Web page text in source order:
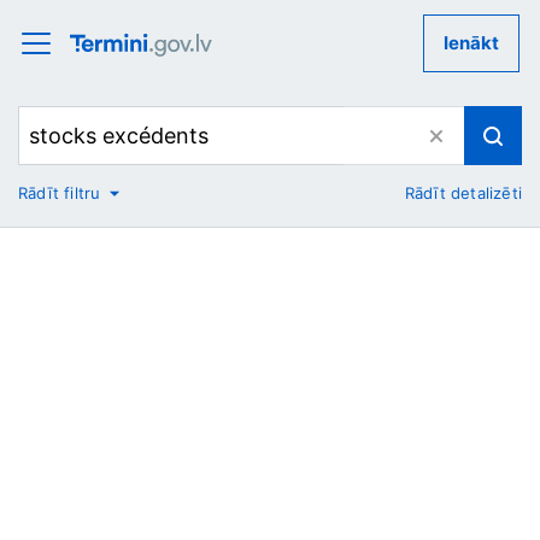
Ienākt
No
Rādīt filtru Rādīt detalizēti